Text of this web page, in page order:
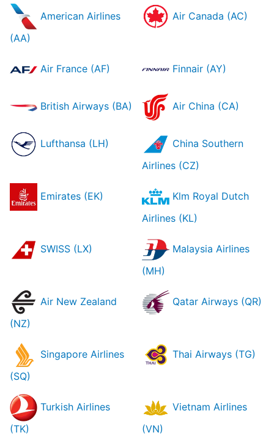
American Airlines
(AA)
Air Canada (AC)
Air France (AF) Finnair (AY)
British Airways (BA) Air China (CA)
Lufthansa (LH)
China Southern
Airlines (CZ)
Emirates (EK)
Klm Royal Dutch
Airlines (KL)
SWISS (LX)
Malaysia Airlines
(MH)
Air New Zealand
(NZ)
Qatar Airways (QR)
Singapore Airlines
(SQ)
Thai Airways (TG)
Turkish Airlines
(TK)
Vietnam Airlines
(VN)